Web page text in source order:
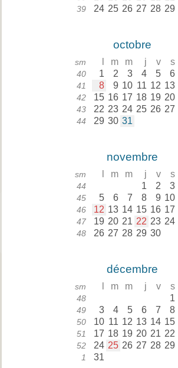
39 24 25 26 27 28 29
octobre
sm m m j v s
40 1 2 3 4 5 6
41 8 9 10 11 12 13
42 15 16 17 18 19 20
43 22 23 24 25 26 27
44 29 30 31
novembre
sm m m j v s
44 1 2 3
45 5 6 7 8 9 10
46 12 13 14 15 16 17
47 19 20 21 22 23 24
48 26 27 28 29 30
décembre
sm m m j v s
48 1
49 3 4 5 6 7 8
50 10 11 12 13 14 15
51 17 18 19 20 21 22
52 24 25 26 27 28 29
1 31